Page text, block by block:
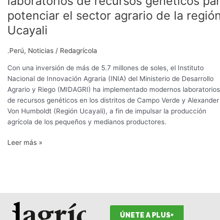
potenciar el sector agrario de la
Ucayali
.Perú, Noticias / Redagrícola
Con una inversión de más de 5.7 millones de soles, el Instituto
Nacional de Innovación Agraria (INIA) del Ministerio de Desarrollo
Agrario y Riego (MIDAGRI) ha implementado modernos laboratorios
de recursos genéticos en los distritos de Campo Verde y Alexander
Von Humboldt (Región Ucayali), a fin de impulsar la producción
agrícola de los pequeños y medianos productores.
modernos
laboratorios
de
recursos
genéticos
potenciar
el
sector
agrario
de
la
Ucayali
Leer más »
ÚNETE A PLUS+